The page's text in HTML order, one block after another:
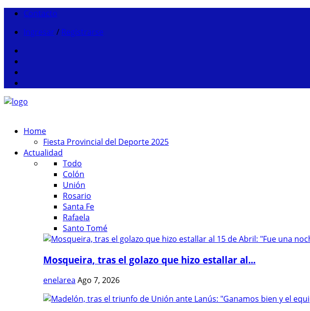
Contacto
Ingresar / Registrarse
Home
Fiesta Provincial del Deporte 2025
Actualidad
Todo
Colón
Unión
Rosario
Santa Fe
Rafaela
Santo Tomé
Mosqueira, tras el golazo que hizo estallar al...
enelarea Ago 7, 2026